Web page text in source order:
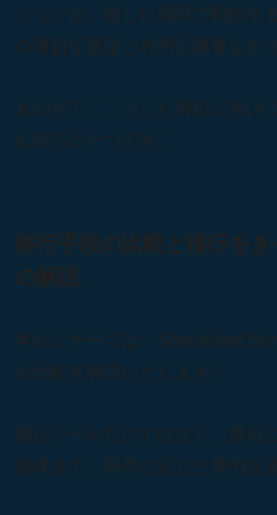
ションが、新しい環境で動作す
の適切な選定と利用も重要なポ
あわせて、こうした対応に向け
な対応の一つです。
移行手段の比較と移行を
の解説
本セミナーでは、SharePoint
移行ツールだけではなく、移行
確保まで、要件に応じた事例を